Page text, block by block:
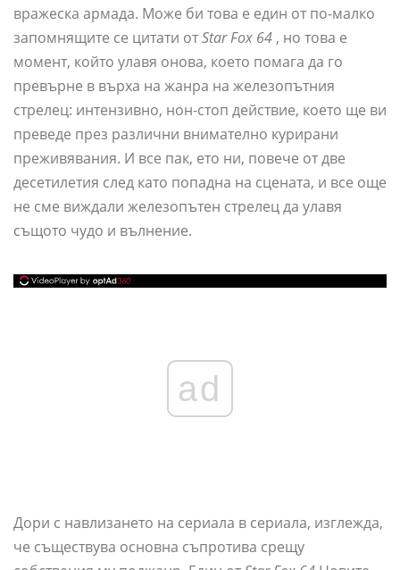
вражеска армада. Може би това е един от по-малко
запомнящите се цитати отStar Fox 64 , но това е
момент, който улавя онова, което помага да го
превърне в върха на жанра на железопътния
стрелец: интензивно, нон-стоп действие, което ще ви
преведе през различни внимателно курирани
преживявания. И все пак, ето ни, повече от две
десетилетия след като попадна на сцената, и все още
не сме виждали железопътен стрелец да улавя
същото чудо и вълнение.
ad
Дори с навлизането на сериала в сериала, изглежда,
че съществува основна съпротива срещу